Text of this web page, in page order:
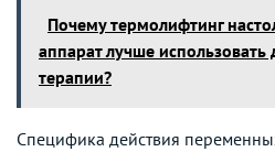
Почему термолифтинг
аппарат лучше
терапии?
Специфика действия